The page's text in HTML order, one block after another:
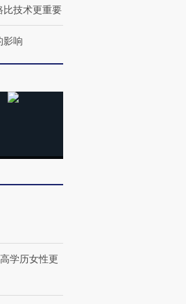
飞地休达
种
三对
比技术更重要
影响
学历女性更